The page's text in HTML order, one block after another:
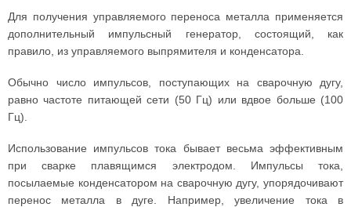
Для получения управляемого переноса металла применяется
дополнительный импульсный генератор, состоящий, как
правило, из управляемого выпрямителя и конденсатора.
Обычно число импульсов, поступающих на сварочную дугу,
равно частоте питающей сети (50 Гц) или вдвое больше (100
Гц).
Использование импульсов тока бывает весьма эффективным
при сварке плавящимся электродом. Импульсы тока,
посылаемые конденсатором на сварочную дугу, упорядочивают
перенос металла в дуге. Например, увеличение тока в